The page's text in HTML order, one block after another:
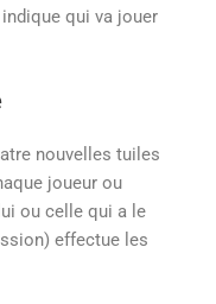
qui va jouer
nouvelles tuiles
joueur ou
ou celle qui a le
effectue les